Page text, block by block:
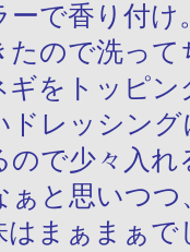
ーで香り付
たので洗っ
ギをトッピ
ドレッシン
ので少々入
ぁと思いつ
はまぁまぁ